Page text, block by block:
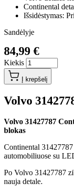
Continental
Išsidėstymas:
Sandėlyje
84,99 €
Kiekis
Į krepšelį
Volvo
Volvo 31427787
blokas
Continental
automobiliuose su
Po Volvo 31427787
nauja detale.